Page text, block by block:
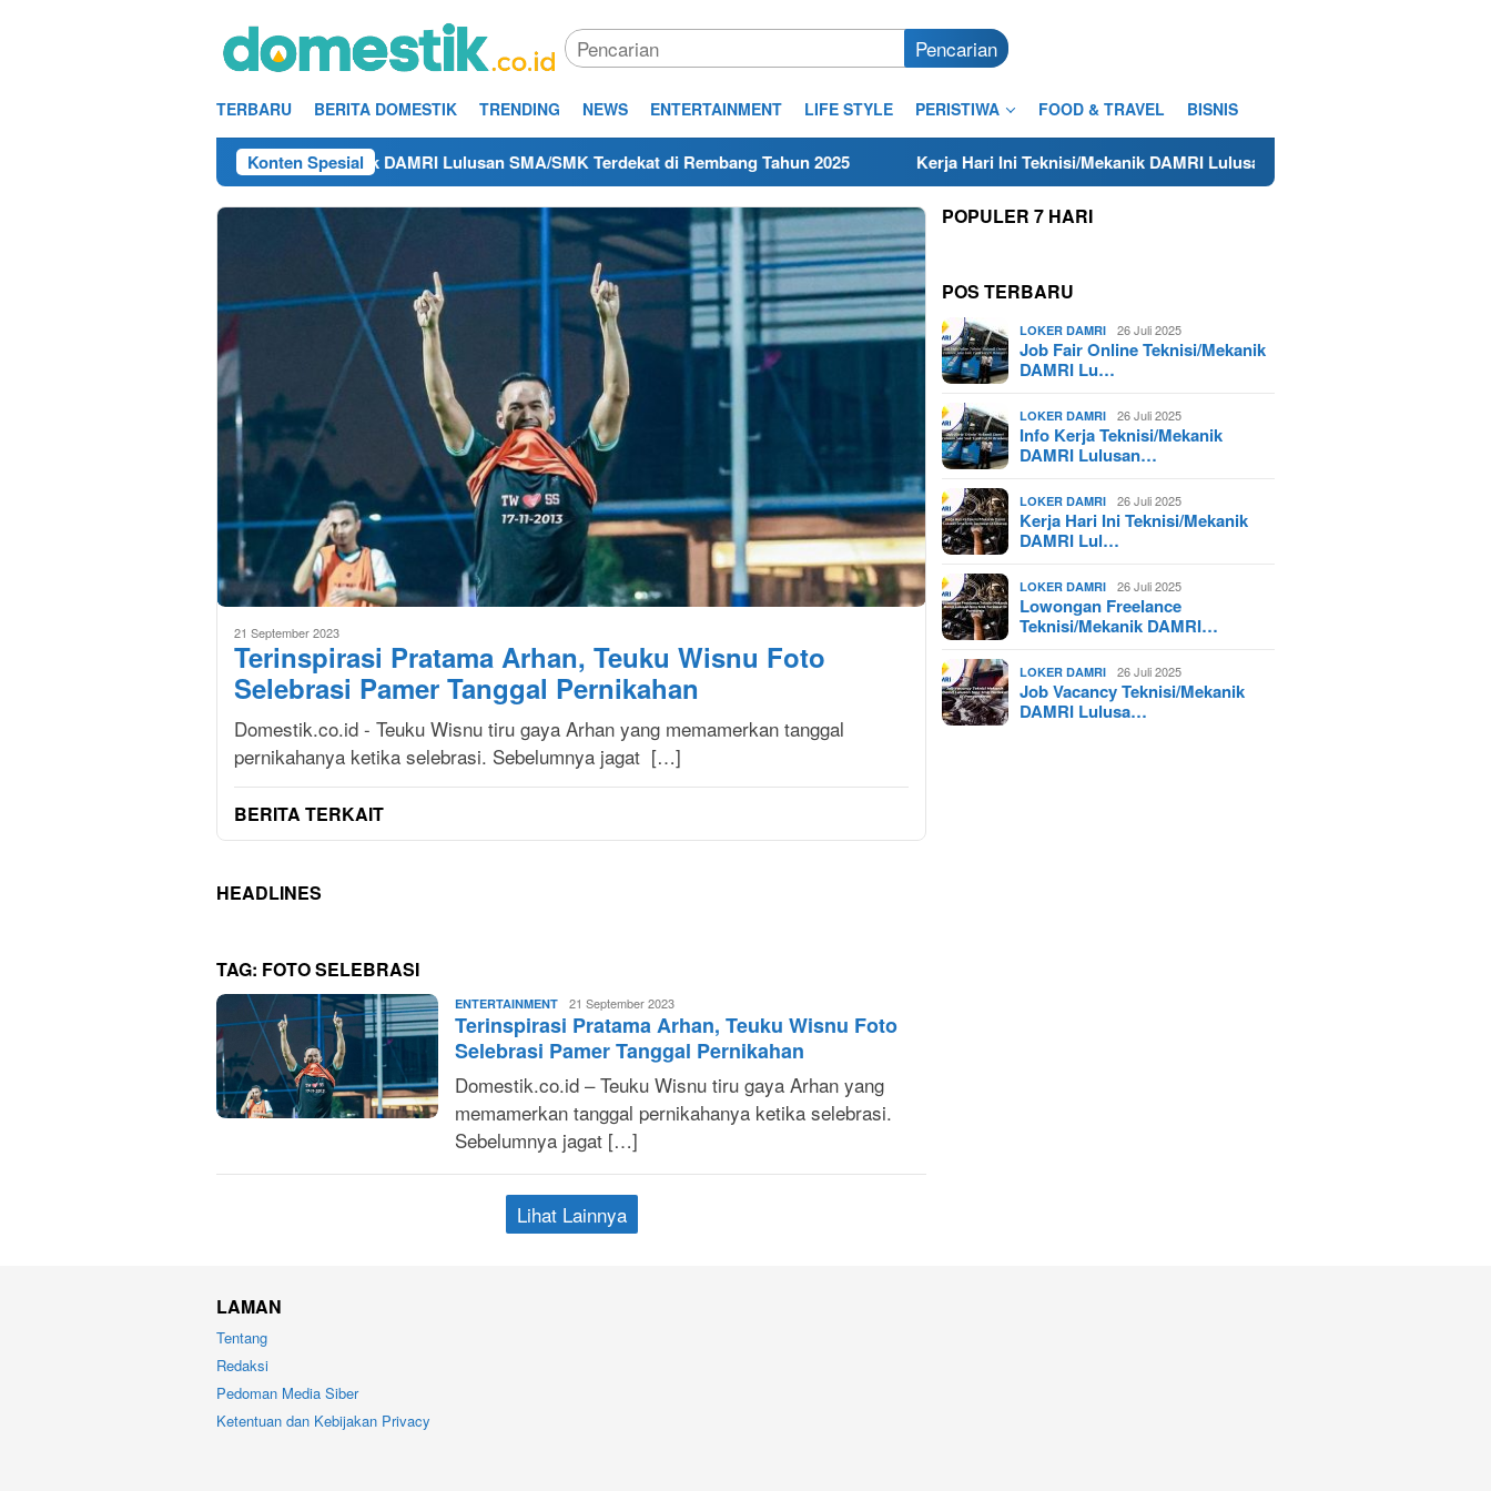
Pencarian
TERBARU BERITA DOMESTIK TRENDING NEWS ENTERTAINMENT LIFE STYLE PERISTIWA FOOD & TRAVEL BISNIS
Konten Spesial
Info Kerja Teknisi/Mekanik DAMRI Lulusan SMA/SMK Terdekat di Rembang Tahun 2025 Kerja Hari Ini Teknisi/Mekanik DAMRI Lulusan SMA/SMK Terdekat di Cilacap
21 September 2023
Terinspirasi Pratama Arhan, Teuku Wisnu Foto
Selebrasi Pamer Tanggal Pernikahan
Domestik.co.id - Teuku Wisnu tiru gaya Arhan yang memamerkan tanggal
pernikahanya ketika selebrasi. Sebelumnya jagat […]
BERITA TERKAIT
HEADLINES
TAG: FOTO SELEBRASI
ENTERTAINMENT Lani
Nuraeni
21 September 2023
Terinspirasi Pratama Arhan, Teuku Wisnu Foto
Selebrasi Pamer Tanggal Pernikahan
Domestik.co.id – Teuku Wisnu tiru gaya Arhan yang
memamerkan tanggal pernikahanya ketika selebrasi.
Sebelumnya jagat […]
Lihat Lainnya
POPULER 7 HARI
POS TERBARU
LOKER DAMRI 26 Juli 2025
Job Fair Online Teknisi/Mekanik
DAMRI Lu…
LOKER DAMRI 26 Juli 2025
Info Kerja Teknisi/Mekanik
DAMRI Lulusan…
LOKER DAMRI 26 Juli 2025
Kerja Hari Ini Teknisi/Mekanik
DAMRI Lul…
LOKER DAMRI 26 Juli 2025
Lowongan Freelance
Teknisi/Mekanik DAMRI…
LOKER DAMRI 26 Juli 2025
Job Vacancy Teknisi/Mekanik
DAMRI Lulusa…
LAMAN
Tentang
Redaksi
Pedoman Media Siber
Ketentuan dan Kebijakan Privacy